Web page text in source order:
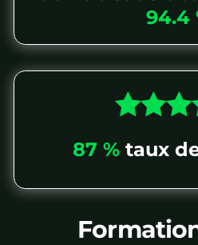
94.4
87 % taux